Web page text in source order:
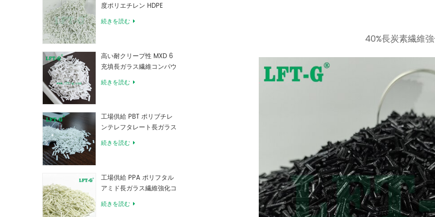
度ポリエチレン HDPE
続きを読む
高い耐クリープ性 MXD 6
充填長ガラス繊維コンパウ
ンド
続きを読む
工場供給 PBT ポリブチレ
ンテレフタレート長ガラス
繊維強化コンパウンド
続きを読む
工場供給 PPA ポリフタル
アミド長ガラス繊維強化コ
ンパウンド
続きを読む
40%長炭素繊維